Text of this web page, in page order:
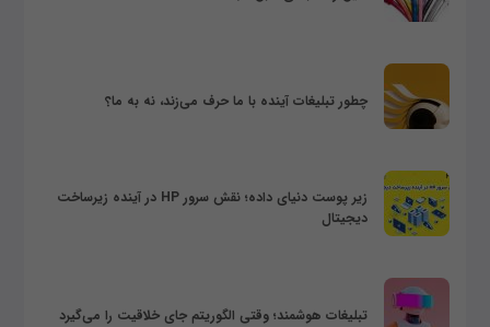
چطور تبلیغات آینده با ما حرف می‌زند، نه به ما؟
زیر پوست دنیای داده؛ نقش سرور HP در آینده زیرساخت
دیجیتال
تبلیغات هوشمند؛ وقتی الگوریتم جای خلاقیت را می‌گیرد